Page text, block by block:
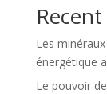
Les
énergétique
Le pouvoir